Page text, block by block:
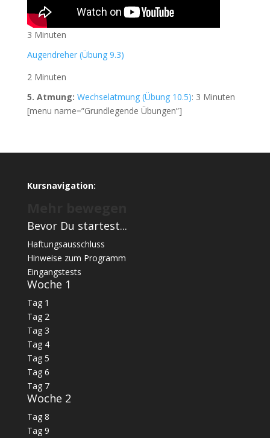
3 Minuten
Augendreher (Übung 9.3)
2 Minuten
5. Atmung: Wechselatmung (Übung 10.5): 3 Minuten
[menu name=”Grundlegende Übungen”]
Kursnavigation:
Bevor Du startest...
Haftungsausschluss
Hinweise zum Programm
Eingangstests
Woche 1
Tag 1
Tag 2
Tag 3
Tag 4
Tag 5
Tag 6
Tag 7
Woche 2
Tag 8
Tag 9